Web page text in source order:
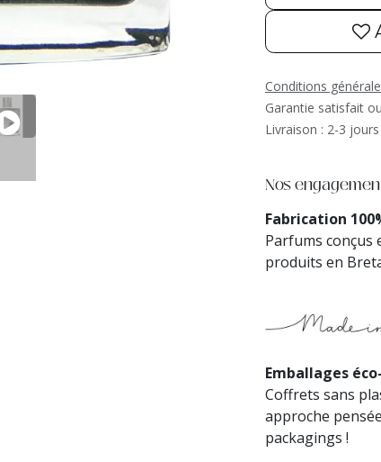
Conditions
Garantie satisfait
Livraison : 2-3
Nos
Fabrication
Parfums conçus
produits en
Emballages
Coffrets sans
approche
packagings !